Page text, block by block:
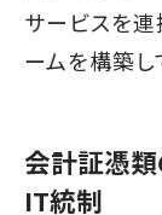
サービスを連
ームを構築し
会計証憑
IT統制